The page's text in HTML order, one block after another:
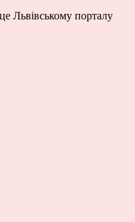
Львівському порталу